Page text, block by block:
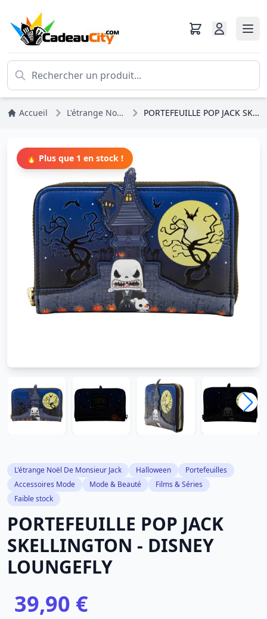
Accueil L'étrange Noël De Monsieur Jack PORTEFEUILLE POP JACK SKELLINGTON - DISNEY LOUNGEFLY
🔥 Plus que 1 en stock !
L'étrange Noël De Monsieur Jack Halloween
Portefeuilles
Accessoires Mode
Mode & Beauté
Films & Séries
Faible stock
PORTEFEUILLE POP JACK
SKELLINGTON - DISNEY
LOUNGEFLY
39,90 €